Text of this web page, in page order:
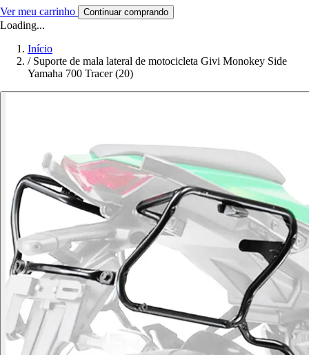
Ver meu carrinho Continuar comprando
Loading...
Início
/ Suporte de mala lateral de motocicleta Givi Monokey Side
Yamaha 700 Tracer (20)